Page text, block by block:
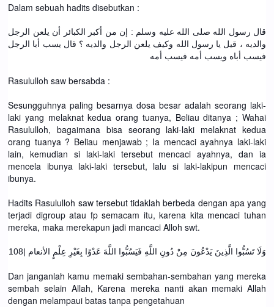
Dalam sebuah hadits disebutkan :
قال رسول الله صلى الله عليه وسلم : إن من أكبر الكبائر أن يلعن الرجل
والديه ، قيل يا رسول الله وكيف يلعن الرجل والديه ؟ قال يسب أبا الرجل
فيسب أباه ويسب أمه فيسب أمه
Rasululloh saw bersabda :
Sesungguhnya paling besarnya dosa besar adalah seorang laki-
laki yang melaknat kedua orang tuanya, Beliau ditanya ; Wahai
Rasululloh, bagaimana bisa seorang laki-laki melaknat kedua
orang tuanya ? Beliau menjawab ; Ia mencaci ayahnya laki-laki
lain, kemudian si laki-laki tersebut mencaci ayahnya, dan ia
mencela ibunya laki-laki tersebut, lalu si laki-lakipun mencaci
ibunya.
Hadits Rasululloh saw tersebut tidaklah berbeda dengan apa yang
terjadi digroup atau fp semacam itu, karena kita mencaci tuhan
mereka, maka merekapun jadi mancaci Alloh swt.
وَلَا تَسُبُّوا الَّذِينَ يَدْعُونَ مِنْ دُونِ اللَّهِ فَيَسُبُّوا اللَّهَ عَدْوًا بِغَيْرِ عِلْمٍ الأنعام |108
Dan janganlah kamu memaki sembahan-sembahan yang mereka
sembah selain Allah, Karena mereka nanti akan memaki Allah
dengan melampaui batas tanpa pengetahuan